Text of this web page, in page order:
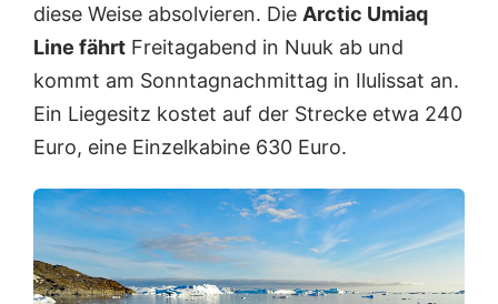
diese Weise absolvieren. Die Arctic Umiaq
Line fährt Freitagabend in Nuuk ab und
kommt am Sonntagnachmittag in Ilulissat an.
Ein Liegesitz kostet auf der Strecke etwa 240
Euro, eine Einzelkabine 630 Euro.